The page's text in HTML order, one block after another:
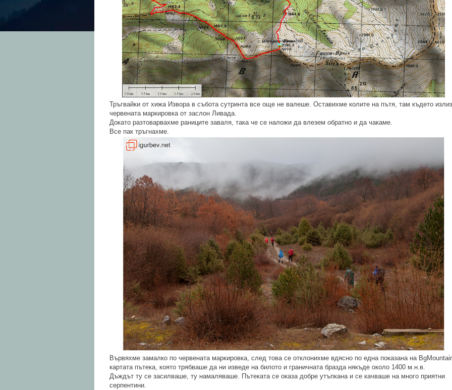
Тръгвайки от хижа Извора в събота сутринта все още не валеше. Оставихме колите на пътя, там където
червената маркировка от заслон Ливада.
Докато разтоварвахме раниците заваля, така че се наложи да влезем обратно и да чакаме.
Все пак тръгнахме.
Вървяхме замалко по червената маркировка, след това се отклонихме вдясно по една показана на
картата пътека, която трябваше да ни изведе на билото и граничната бразда някъде около 1400 м.н.в.
Дъждът ту се засилваше, ту намаляваше. Пътеката се оказа добре утъпкана и се качваше на много приятни
серпентини.